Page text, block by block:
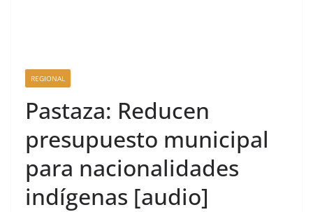
REGIONAL
Pastaza: Reducen
presupuesto municipal
para nacionalidades
indígenas [audio]